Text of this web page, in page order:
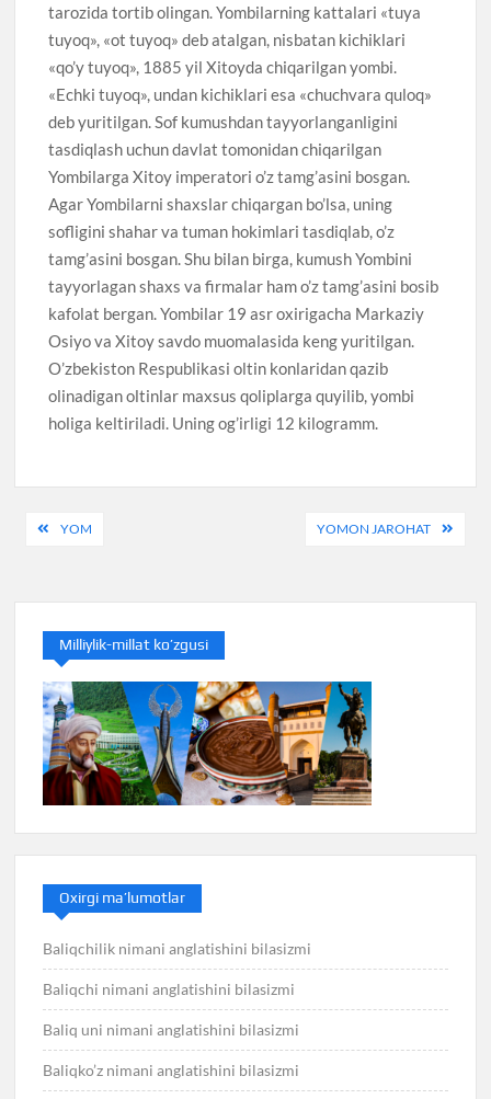
tarozida tortib olingan. Yombilarning kattalari «tuya
tuyoq», «ot tuyoq» deb atalgan, nisbatan kichiklari
«qo’y tuyoq», 1885 yil Xitoyda chiqarilgan yombi.
«Echki tuyoq», undan kichiklari esa «chuchvara quloq»
deb yuritilgan. Sof kumushdan tayyorlanganligini
tasdiqlash uchun davlat tomonidan chiqarilgan
Yombilarga Xitoy imperatori o’z tamg’asini bosgan.
Agar Yombilarni shaxslar chiqargan bo’lsa, uning
sofligini shahar va tuman hokimlari tasdiqlab, o’z
tamg’asini bosgan. Shu bilan birga, kumush Yombini
tayyorlagan shaxs va firmalar ham o’z tamg’asini bosib
kafolat bergan. Yombilar 19 asr oxirigacha Markaziy
Osiyo va Xitoy savdo muomalasida keng yuritilgan.
O’zbekiston Respublikasi oltin konlaridan qazib
olinadigan oltinlar maxsus qoliplarga quyilib, yombi
holiga keltiriladi. Uning og’irligi 12 kilogramm.
Post
YOM YOMON JAROHAT
Milliylik-millat ko’zgusi
Oxirgi ma’lumotlar
Baliqchilik nimani anglatishini bilasizmi
Baliqchi nimani anglatishini bilasizmi
Baliq uni nimani anglatishini bilasizmi
Baliqko’z nimani anglatishini bilasizmi